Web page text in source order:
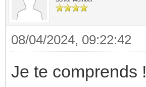
08/04/2024, 09:22:42
Je te comprends !